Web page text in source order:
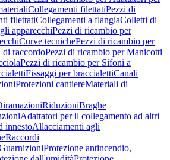
Collegamenti filettatiPezzi di
filettatiCollegamenti a flangiaColletti di
apparecchiPezzi di ricambio per
Curve tecnichePezzi di ricambio per
raccordoPezzi di ricambio per Manicotti
Pezzi di ricambio per Sifoni a
Fissaggi per braccialettiCanali
Protezioni cantiereMateriali di
RiduzioniBraghe
Adattatori per il collegamento ad altri
innestoAllacciamenti agli
Raccordi
Protezione antincendio,